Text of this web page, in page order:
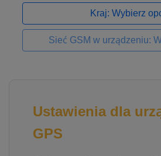
Kraj: Wybierz
Sieć GSM w urządzeniu:
Ustawienia dla
GPS